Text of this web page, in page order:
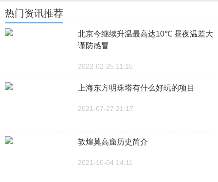
热门资讯推荐
北京今继续升温最高达10℃ 昼夜温差大
谨防感冒
2022-02-25 11:15
上海东方明珠塔有什么好玩的项目
2021-07-27 21:17
敦煌莫高窟历史简介
2021-10-04 14:11